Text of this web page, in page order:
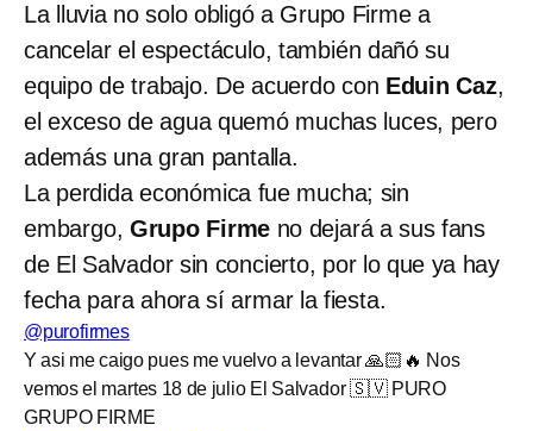
La lluvia no solo obligó a Grupo Firme a
cancelar el espectáculo, también dañó su
equipo de trabajo. De acuerdo con Eduin Caz,
el exceso de agua quemó muchas luces, pero
además una gran pantalla.
La perdida económica fue mucha; sin
embargo, Grupo Firme no dejará a sus fans
de El Salvador sin concierto, por lo que ya hay
fecha para ahora sí armar la fiesta.
@purofirmes
Y asi me caigo pues me vuelvo a levantar 🙏🏻🔥 Nos
vemos el martes 18 de julio El Salvador 🇸🇻 PURO
GRUPO FIRME